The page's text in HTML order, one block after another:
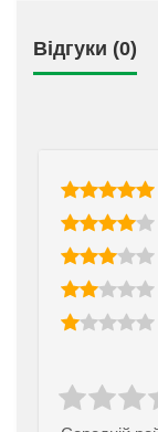
Відгуки (0)